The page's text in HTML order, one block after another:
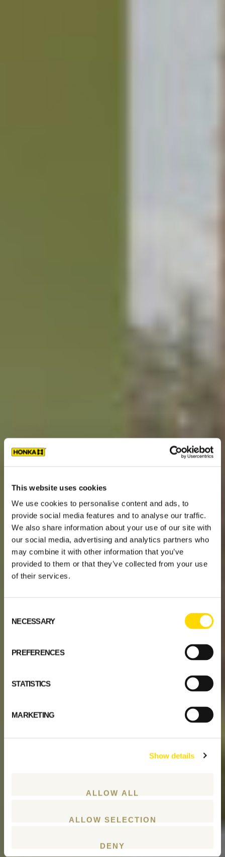
This website uses cookies
We use cookies to personalise content and ads, to
provide social media features and to analyse our traffic.
We also share information about your use of our site with
our social media, advertising and analytics partners who
may combine it with other information that you’ve
provided to them or that they’ve collected from your use
of their services.
Selection
NECESSARY
PREFERENCES
STATISTICS
MARKETING
Show details
ALLOW ALL
ALLOW SELECTION
DENY